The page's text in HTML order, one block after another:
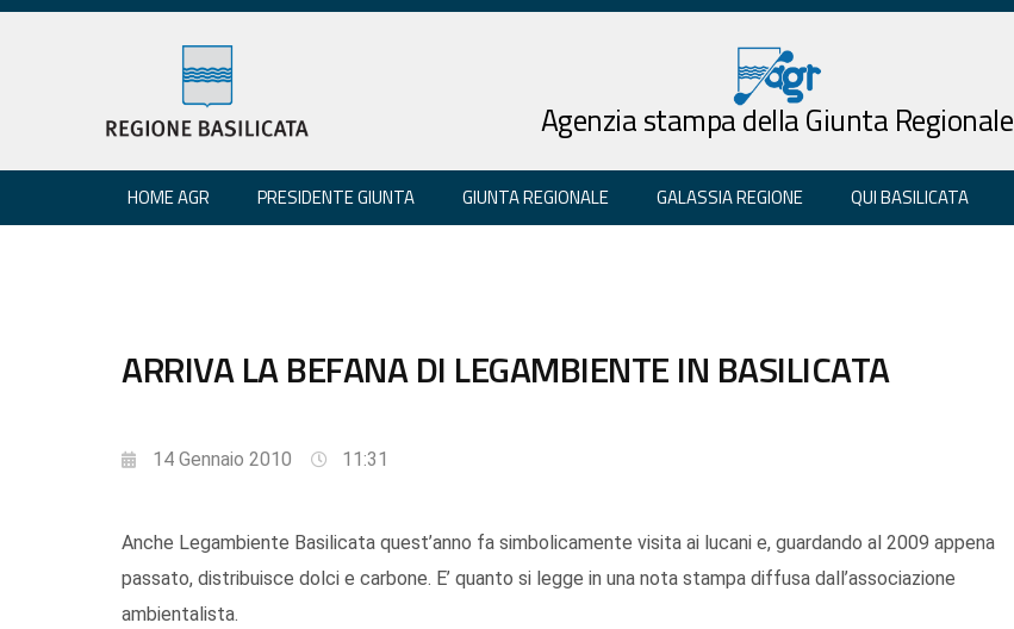
Agenzia stampa della Giunta Regionale
HOME AGR PRESIDENTE GIUNTA GIUNTA REGIONALE GALASSIA REGIONE QUI BASILICATA
ARRIVA LA BEFANA DI LEGAMBIENTE IN BASILICATA
14 Gennaio 2010 11:31
Anche Legambiente Basilicata quest’anno fa simbolicamente visita ai lucani e, guardando al 2009 appena
passato, distribuisce dolci e carbone. E’ quanto si legge in una nota stampa diffusa dall’associazione
ambientalista.